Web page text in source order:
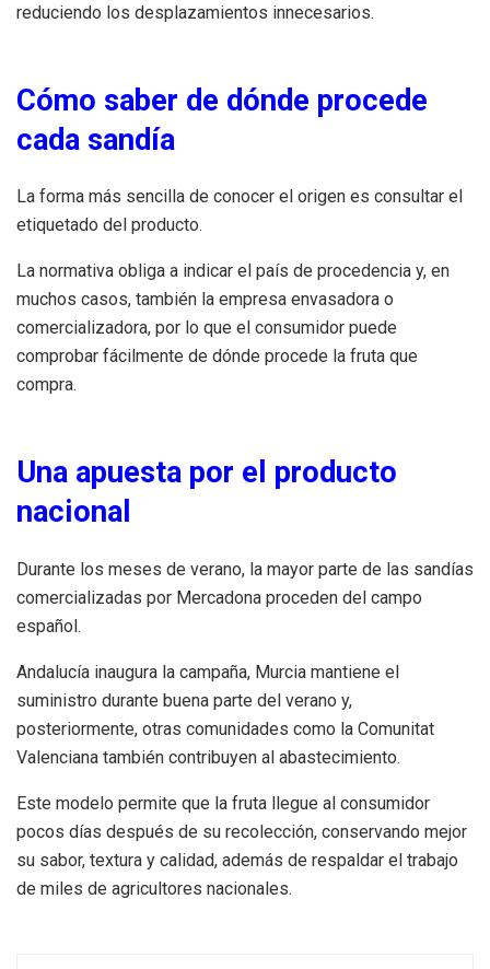
reduciendo los desplazamientos innecesarios.
Cómo saber de dónde procede
cada sandía
La forma más sencilla de conocer el origen es consultar el
etiquetado del producto.
La normativa obliga a indicar el país de procedencia y, en
muchos casos, también la empresa envasadora o
comercializadora, por lo que el consumidor puede
comprobar fácilmente de dónde procede la fruta que
compra.
Una apuesta por el producto
nacional
Durante los meses de verano, la mayor parte de las sandías
comercializadas por Mercadona proceden del campo
español.
Andalucía inaugura la campaña, Murcia mantiene el
suministro durante buena parte del verano y,
posteriormente, otras comunidades como la Comunitat
Valenciana también contribuyen al abastecimiento.
Este modelo permite que la fruta llegue al consumidor
pocos días después de su recolección, conservando mejor
su sabor, textura y calidad, además de respaldar el trabajo
de miles de agricultores nacionales.